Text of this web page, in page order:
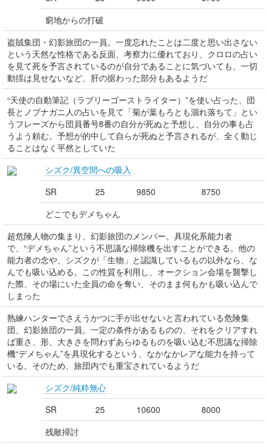
窮地からの打破
盗賊集団・幻影旅団の一員。一度忘れたことは二度と思い出さない
という天然な性格である反面、考察力に優れており、クロロの占い
を見て死を予言されているのが自分であることに気づいても、一切
動揺は見せないなど、肝の据わった部分もあるようだ
“天使の自動筆記（ラブリーゴーストライター）”を使い占った、団
長とノブナガニ人の占いを見て「菊が葉もろとも涸れ落ちて」とい
うフレーズから団員番号8番の自分が死ぬと予想し、自分の事も占
うよう頼む。予想が的中して自らが死ぬと予言されるが、全く動じ
ることはなく平然としていた
シズク/異空間への吸入
SR
25 9850
8750
どこでもデメちゃん
超危険人物の集まり、幻影旅団のメンバー。具現化系能力者
で、“デメちゃん”という不思議な掃除機を出すことができる。他の
能力者の念や、シズクが「生物」と認識しているもの以外なら、な
んでも吸い込める。この性質を利用し、オークション会場を襲撃し
た際、その場にいた全員の命を奪い、そのまま何もかも吸い込んで
しまった
熟練ハンターでさえうかつに手が出せないと言われている危険集
団、幻影旅団の一員。一定の条件があるものの、それをクリアすれ
ば重さ、形、大きさを問わずあらゆるものを吸い込む不思議な掃除
機“デメちゃん”を具現化するという、なかなかレアな能力を持って
いる。そのため、旅団内でも重宝されているようだ
シズク/純粋無心
SR
25 10600
8000
残敵掃討